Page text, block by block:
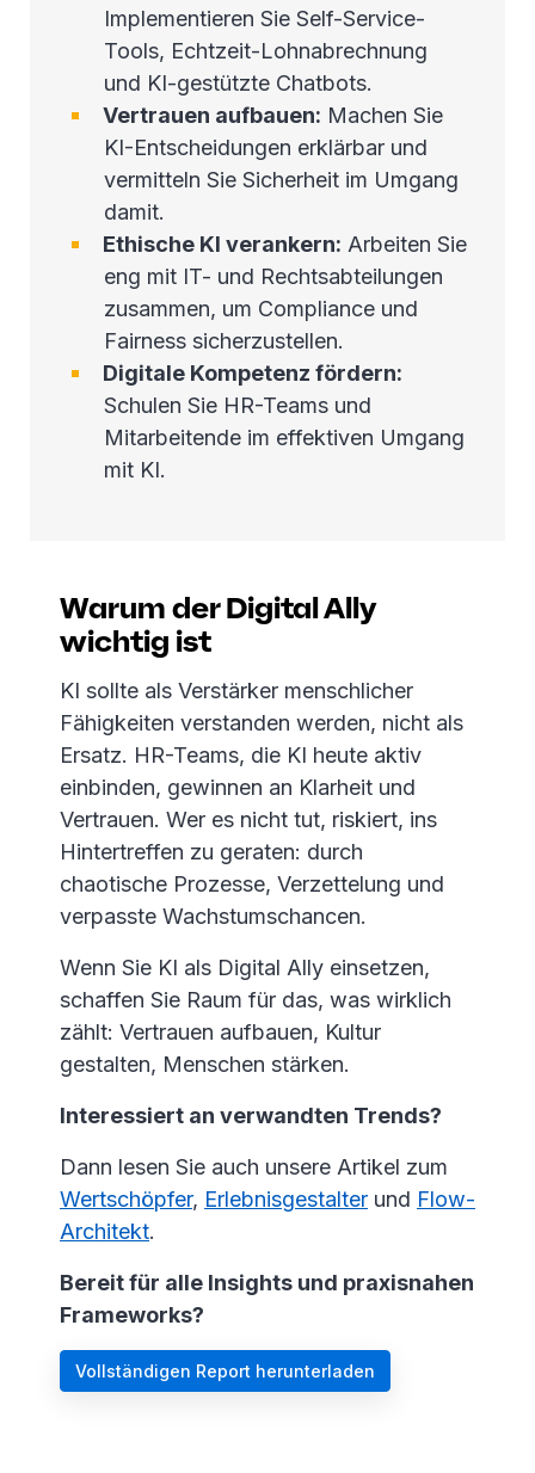
Implementieren Sie Self-Service-
Tools, Echtzeit-Lohnabrechnung
und KI-gestützte Chatbots.
Vertrauen aufbauen: Machen Sie
KI-Entscheidungen erklärbar und
vermitteln Sie Sicherheit im Umgang
damit.
Ethische KI verankern: Arbeiten Sie
eng mit IT- und Rechtsabteilungen
zusammen, um Compliance und
Fairness sicherzustellen.
Digitale Kompetenz fördern:
Schulen Sie HR-Teams und
Mitarbeitende im effektiven Umgang
mit KI.
Warum der Digital Ally
wichtig ist
KI sollte als Verstärker menschlicher
Fähigkeiten verstanden werden, nicht als
Ersatz. HR-Teams, die KI heute aktiv
einbinden, gewinnen an Klarheit und
Vertrauen. Wer es nicht tut, riskiert, ins
Hintertreffen zu geraten: durch
chaotische Prozesse, Verzettelung und
verpasste Wachstumschancen.
Wenn Sie KI als Digital Ally einsetzen,
schaffen Sie Raum für das, was wirklich
zählt: Vertrauen aufbauen, Kultur
gestalten, Menschen stärken.
Interessiert an verwandten Trends?
Dann lesen Sie auch unsere Artikel zum
Wertschöpfer, Erlebnisgestalter und Flow-
Architekt.
Bereit für alle Insights und praxisnahen
Frameworks?
Vollständigen Report herunterladen